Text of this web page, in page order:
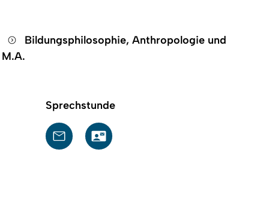
Bildungsphilosophie, Anthropologie und
Sprechstunde